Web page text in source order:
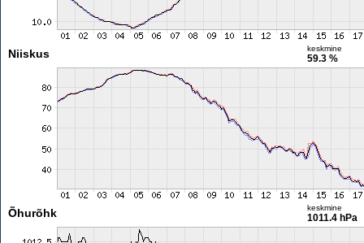
Niiskus keskmine
59.3 %
Õhurõhk keskmine
1011.4 hPa